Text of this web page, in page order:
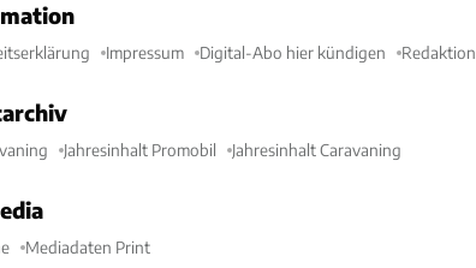
Impressum Digital-Abo hier kündigen Redaktion
Jahresinhalt Promobil Jahresinhalt Caravaning
Mediadaten Print